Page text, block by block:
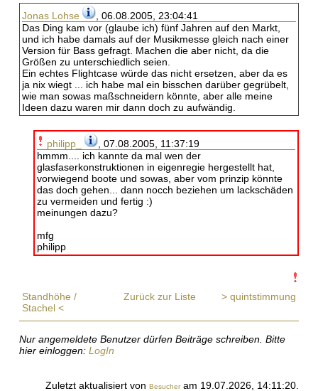
Jonas Lohse
, 06.08.2005, 23:04:41
Das Ding kam vor (glaube ich) fünf Jahren auf den Markt,
und ich habe damals auf der Musikmesse gleich nach einer
Version für Bass gefragt. Machen die aber nicht, da die
Größen zu unterschiedlich seien.
Ein echtes Flightcase würde das nicht ersetzen, aber da es
ja nix wiegt ... ich habe mal ein bisschen darüber gegrübelt,
wie man sowas maßschneidern könnte, aber alle meine
Ideen dazu waren mir dann doch zu aufwändig.
philipp_
, 07.08.2005, 11:37:19
hmmm.... ich kannte da mal wen der
glasfaserkonstruktionen in eigenregie hergestellt hat,
vorwiegend boote und sowas, aber vom prinzip könnte
das doch gehen... dann nocch beziehen um lackschäden
zu vermeiden und fertig :)
meinungen dazu?
mfg
philipp
Standhöhe /
Stachel <
Zurück zur Liste > quintstimmung
Nur angemeldete Benutzer dürfen Beiträge schreiben. Bitte
hier einloggen: LogIn
Zuletzt aktualisiert von Besucheram 19.07.2026, 14:11:20.